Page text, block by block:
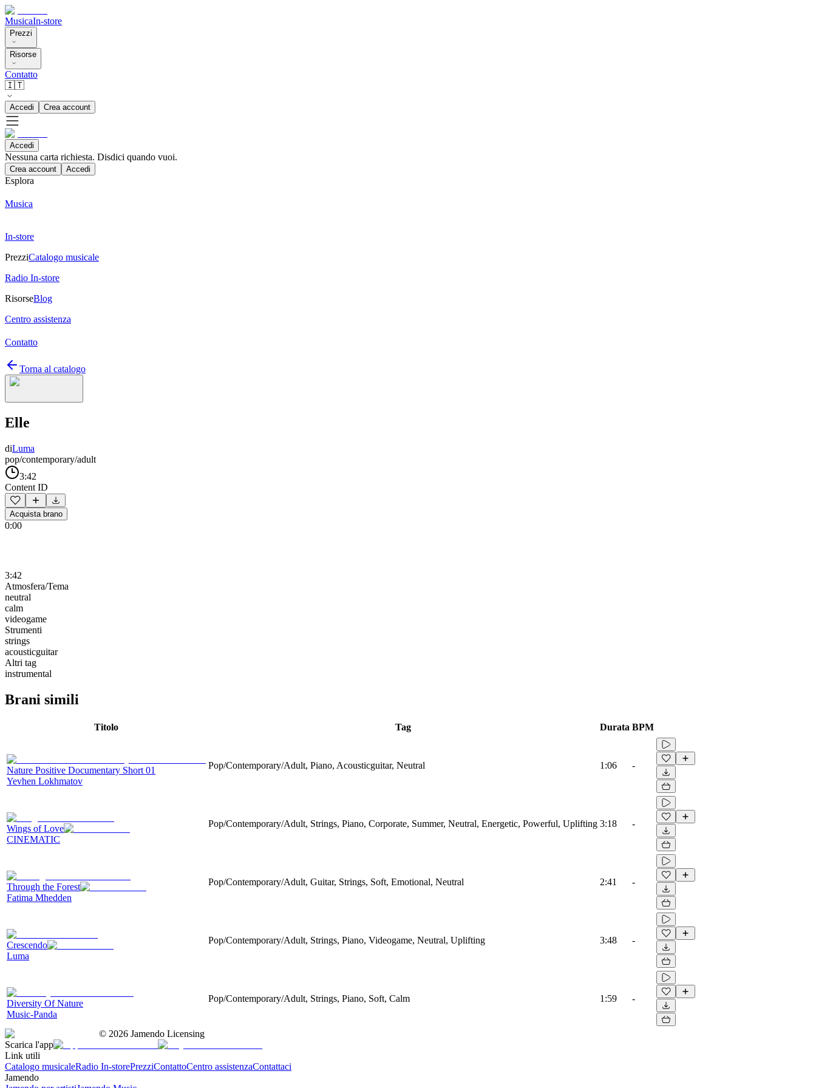
MusicaIn-store
Prezzi
Risorse
Contatto
🇮🇹
Accedi Crea account
Accedi
Nessuna carta richiesta. Disdici quando vuoi.
Crea account Accedi
Esplora
Musica
In-store
PrezziCatalogo musicale
Radio In-store
RisorseBlog
Centro assistenza
Contatto
Torna al catalogo
Elle
diLuma
pop/contemporary/adult
3:42
Content ID
Acquista brano
0:00
3:42
Atmosfera/Tema
neutral
calm
videogame
Strumenti
strings
acousticguitar
Altri tag
instrumental
Brani simili
Titolo Tag Durata BPM
Nature Positive Documentary Short 01
Yevhen Lokhmatov
Pop/Contemporary/Adult, Piano, Acousticguitar, Neutral 1:06 -
Wings of Love
CINEMATIC
Pop/Contemporary/Adult, Strings, Piano, Corporate, Summer, Neutral, Energetic, Powerful, Uplifting 3:18 -
Through the Forest
Fatima Mhedden
Pop/Contemporary/Adult, Guitar, Strings, Soft, Emotional, Neutral 2:41 -
Crescendo
Luma
Pop/Contemporary/Adult, Strings, Piano, Videogame, Neutral, Uplifting 3:48 -
Diversity Of Nature
Music-Panda
Pop/Contemporary/Adult, Strings, Piano, Soft, Calm 1:59 -
© 2026 Jamendo Licensing
Scarica l'app
Link utili
Catalogo musicaleRadio In-storePrezziContattoCentro assistenzaContattaci
Jamendo